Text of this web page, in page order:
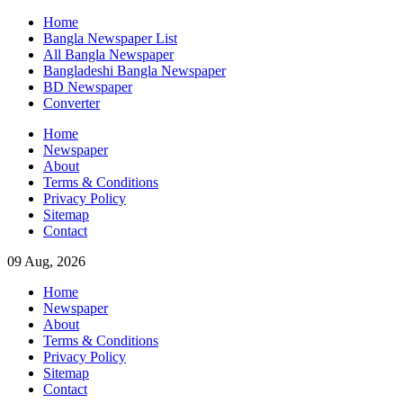
Skip
content
Home
Bangla Newspaper List
All Bangla Newspaper
Bangladeshi Bangla Newspaper
BD Newspaper
Converter
Home
Newspaper
About
Terms & Conditions
Privacy Policy
Sitemap
Contact
09 Aug, 2026
Home
Newspaper
About
Terms & Conditions
Privacy Policy
Sitemap
Contact